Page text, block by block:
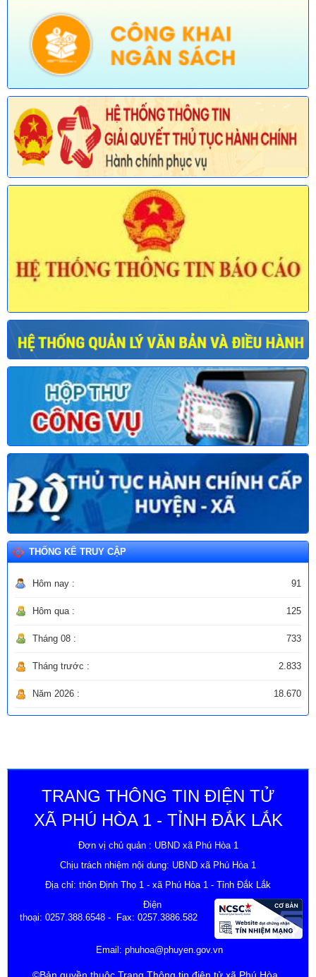
mới ban hành và bị bãi bỏ lĩnh vực Viên chức thuộc phạm vi
chức năng quản lý của Sở Nội vụ)
Ngày ban hành: (30/07/2026)
THỐNG KÊ TRUY CẬP
Hôm nay : 91
Hôm qua : 125
Tháng 08 : 733
Tháng trước : 2.833
Năm 2026 : 18.670
TRANG THÔNG TIN ĐIỆN TỬ
XÃ PHÚ HÒA 1 - TỈNH ĐẮK LẮK
Đơn vị chủ quản : UBND xã Phú Hòa 1
Chịu trách nhiệm nội dung: UBND xã Phú Hòa 1
Địa chỉ: thôn Định Thọ 1 - xã Phú Hòa 1 - Tỉnh Đắk Lắk
Điện
thoại: 0257.388.6548- Fax: 0257.3886.582
Email: phuhoa@phuyen.gov.vn
©Bản quyền thuộc Trang Thông tin điện tử xã Phú Hòa .